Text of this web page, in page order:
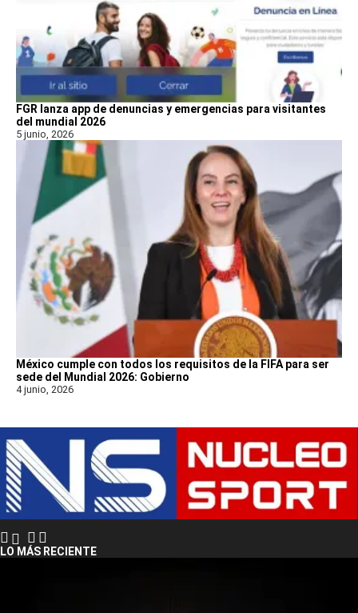
FGR lanza app de denuncias y emergencias para visitantes
del mundial 2026
5 junio, 2026
México cumple con todos los requisitos de la FIFA para ser
sede del Mundial 2026: Gobierno
4 junio, 2026
LO MÁS RECIENTE